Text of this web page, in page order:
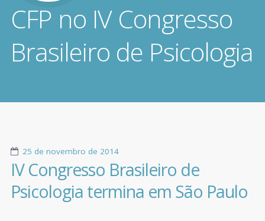
CFP no IV Congresso
Brasileiro de Psicologia
25 de novembro de 2014
IV Congresso Brasileiro de
Psicologia termina em São Paulo